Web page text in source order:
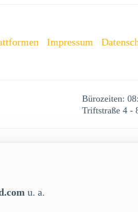
Impressum
Bürozeiten:
Triftstraße 4 -
u. a.